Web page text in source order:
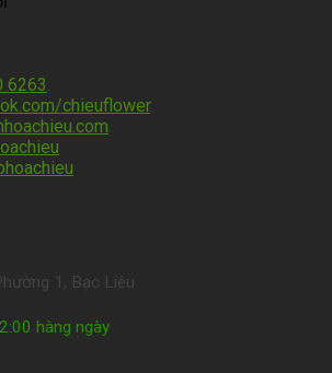
6263.
chieuflower.
.
1, Bạc Liêu
hàng ngày